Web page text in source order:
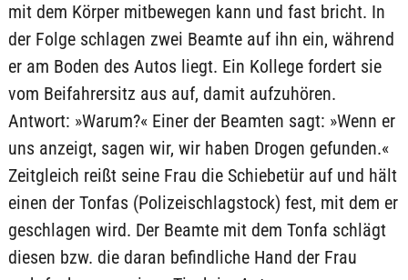
mit dem Körper mitbewegen kann und fast bricht. In
der Folge schlagen zwei Beamte auf ihn ein, während
er am Boden des Autos liegt. Ein Kollege fordert sie
vom Beifahrersitz aus auf, damit aufzuhören.
Antwort: »Warum?« Einer der Beamten sagt: »Wenn er
uns anzeigt, sagen wir, wir haben Drogen gefunden.«
Zeitgleich reißt seine Frau die Schiebetür auf und hält
einen der Tonfas (Polizeischlagstock) fest, mit dem er
geschlagen wird. Der Beamte mit dem Tonfa schlägt
diesen bzw. die daran befindliche Hand der Frau